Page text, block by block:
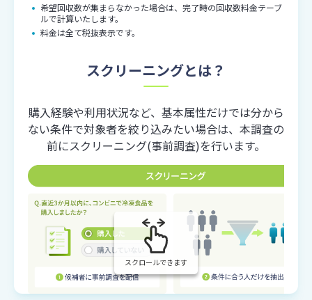
希望回収数が集まらなかった場合は、完了時の回収数料金テーブ
ルで計算いたします。
料金は全て税抜表示です。
スクリーニングとは？
購入経験や利用状況など、基本属性だけでは分から
ない条件で対象者を絞り込みたい場合は、 本調査の
前にスクリーニング(事前調査)を行います。
スクロールできます